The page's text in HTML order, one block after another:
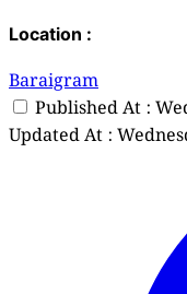
Location :
Baraigram
Published At :
Updated At :